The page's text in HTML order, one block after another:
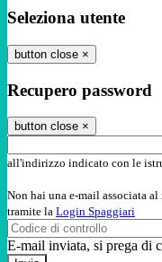
Seleziona utente
button close ×
Recupero password
button close ×
all'indirizzo indicato con le
Non hai una e-mail associata
tramite la Login Spaggiari
E-mail inviata, si prega di